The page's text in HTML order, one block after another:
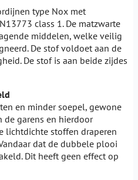
type Nox met
class 1. De matzwarte
middelen, welke veilig
De stof voldoet aan de
De stof is aan beide zijdes
en minder soepel, gewone
de garens en hierdoor
lichtdichte stoffen draperen
dat de dubbele plooi
Dit heeft geen effect op